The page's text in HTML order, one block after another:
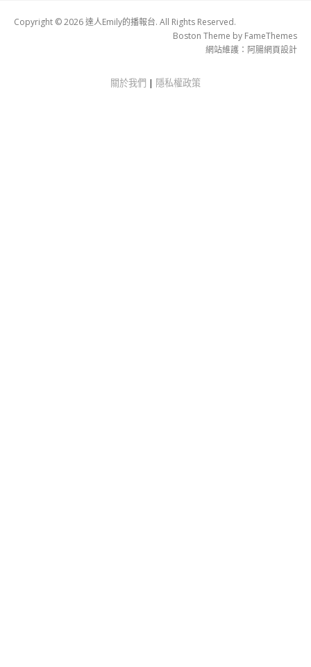
Copyright © 2026 達人Emily的播報台. All Rights Reserved.
Boston Theme by FameThemes
網站維護： 阿腸網頁設計
關於我們 | 隱私權政策